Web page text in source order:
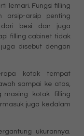
lemari. Fungsi filling
arsip-arsip penting
dari besi dan juga
filling cabinet tidak
disebut dengan
kotak tempat
sampai ke atas,
masing kotak filling
juga kedalam
ukurannya.